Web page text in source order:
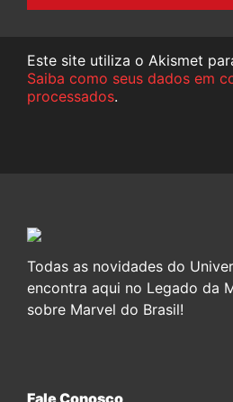
Este site utiliza o Akismet
Saiba como seus dados em
processados.
Todas as novidades do
encontra aqui no Legado da
sobre Marvel do Brasil!
Fale Conosco